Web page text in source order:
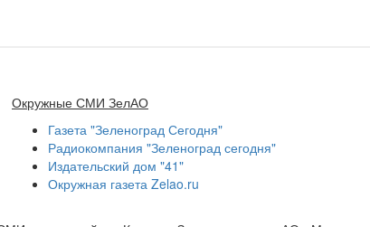
Окружные СМИ ЗелАО
Газета "Зеленоград Сегодня"
Радиокомпания "Зеленоград сегодня"
Издательский дом "41"
Окружная газета Zelao.ru